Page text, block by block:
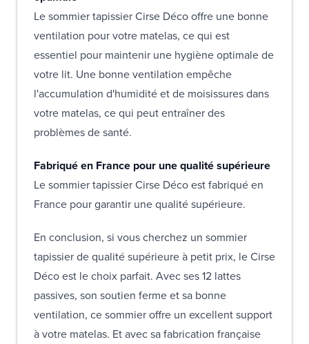
Le sommier tapissier Cirse Déco offre une bonne
ventilation pour votre matelas, ce qui est
essentiel pour maintenir une hygiène optimale de
votre lit. Une bonne ventilation empêche
l'accumulation d'humidité et de moisissures dans
votre matelas, ce qui peut entraîner des
problèmes de santé.
Fabriqué en France pour une qualité supérieure
Le sommier tapissier Cirse Déco est fabriqué en
France pour garantir une qualité supérieure.
En conclusion, si vous cherchez un sommier
tapissier de qualité supérieure à petit prix, le Cirse
Déco est le choix parfait. Avec ses 12 lattes
passives, son soutien ferme et sa bonne
ventilation, ce sommier offre un excellent support
à votre matelas. Et avec sa fabrication française